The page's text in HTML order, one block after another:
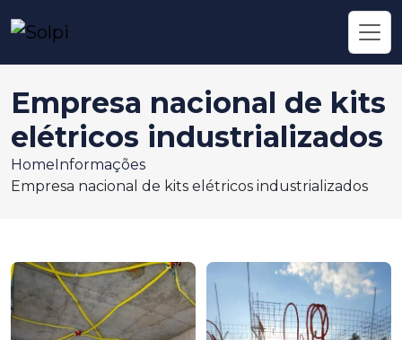
Empresa nacional de kits
elétricos industrializados
HomeInformações
Empresa nacional de kits elétricos industrializados